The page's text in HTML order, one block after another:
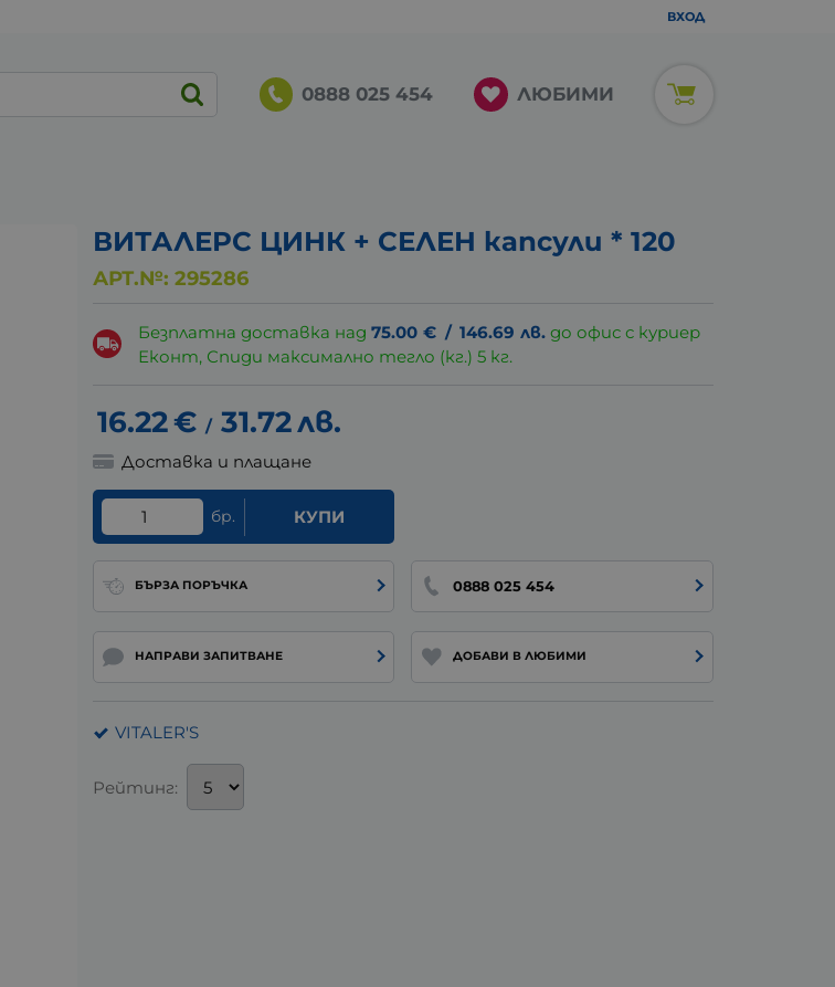
ВХОД
0888 025 454 ЛЮБИМИ
ВИТАЛЕРС ЦИНК + СЕЛЕН капсули * 120
АРТ.№: 295286
Безплатна доставка над75.00 € / 146.69 лв. до офис с куриер
Еконт, Спиди максимално тегло (кг.) 5 кг.
16.22€ / 31.72лв.
Доставка и плащане
бр. КУПИ
БЪРЗА ПОРЪЧКА 0888 025 454
НАПРАВИ ЗАПИТВАНЕ ДОБАВИ В ЛЮБИМИ
VITALER'S
Рейтинг: